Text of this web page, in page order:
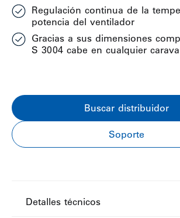
Regulación continua de la
potencia del ventilador
Gracias a sus dimensiones
S 3004 cabe en cualquier
Buscar distribuidor
Soporte
Detalles técnicos